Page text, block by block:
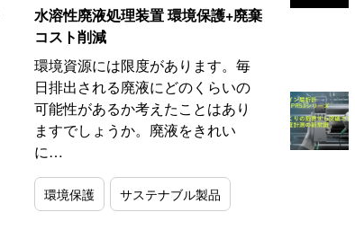
水溶性廃液処理装置 環境保護+廃棄
コスト削減
環境資源には限度があります。毎
日排出される廃液にどのくらいの
可能性があるか考えたことはあり
ますでしょうか。廃液をきれい
に…
環境保護 サステナブル製品